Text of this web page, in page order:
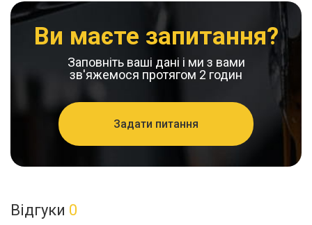
Ви маєте запитання?
Заповніть ваші дані і ми з вами
зв'яжемося протягом 2 годин
Задати питання
Відгуки 0